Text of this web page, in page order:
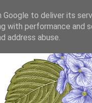
to deliver its
with performance
address abuse.